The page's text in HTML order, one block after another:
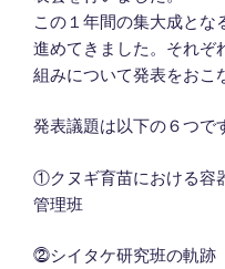
この１年間の集大成とな
進めてきました。それぞ
組みについて発表をおこ
発表議題は以下の６つで
①クヌギ育苗における容
管理班
⓶シイタケ研究班の軌